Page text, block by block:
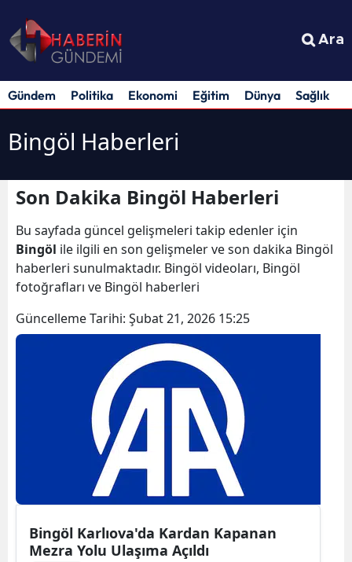
Ara
Gündem Politika Ekonomi Eğitim Dünya Sağlık
Bingöl Haberleri
Son Dakika Bingöl Haberleri
Bu sayfada güncel gelişmeleri takip edenler için
Bingöl ile ilgili en son gelişmeler ve son dakika Bingöl
haberleri sunulmaktadır. Bingöl videoları, Bingöl
fotoğrafları ve Bingöl haberleri
Güncelleme Tarihi: Şubat 21, 2026 15:25
Bingöl Karlıova'da Kardan Kapanan
Mezra Yolu Ulaşıma Açıldı